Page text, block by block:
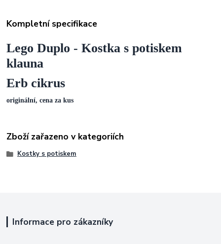
Kompletní specifikace
Lego Duplo - Kostka s potiskem
klauna
Erb cikrus
originální, cena za kus
Zboží zařazeno v kategoriích
Kostky s potiskem
Informace pro zákazníky